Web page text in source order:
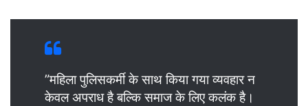
​”महिला पुलिसकर्मी के साथ किया गया व्यवहार न
केवल अपराध है बल्कि समाज के लिए कलंक है।